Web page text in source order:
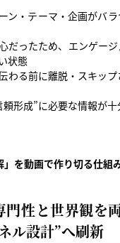
ン・テーマ・企画がバ
だったため、エンゲージ
状態
わる前に離脱・スキッ
頼形成”に必要な情報が
を動画で作り切る仕組
門性と世界観を
ル設計”へ刷新